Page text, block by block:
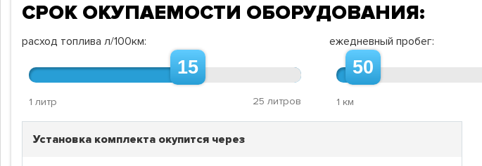
СРОК ОКУПАЕМОСТИ ОБОРУДОВАНИЯ:
расход топлива л/100км:
15
1 литр 25 литров
ежедневный пробег:
50
1 км
Установка комплекта окупится через